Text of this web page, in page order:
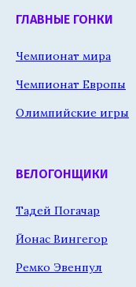
ГЛАВНЫЕ ГОНКИ
Чемпионат мира
Чемпионат Европы
Олимпийские игры
ВЕЛОГОНЩИКИ
Тадей Погачар
Йонас Вингегор
Ремко Эвенпул